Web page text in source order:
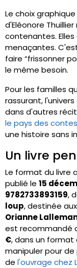
Le choix
d'Eléonore
contenantes.
menaçantes.
faire “frissonner
le même besoin.
Pour les familles
rassurant,
dans d'autres
le pays des contes
une histoire sans
Un livre
Le format du livre
publié le 15
9782733893159,
loup, destinée
Orianne
est recommandé
€, dans un format
manipuler pour
de l'ouvrage chez